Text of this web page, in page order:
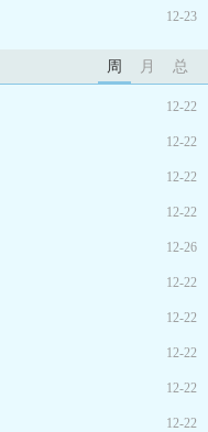
12-23
周 月 总
12-22
12-22
12-22
12-22
12-26
12-22
12-22
12-22
12-22
12-22